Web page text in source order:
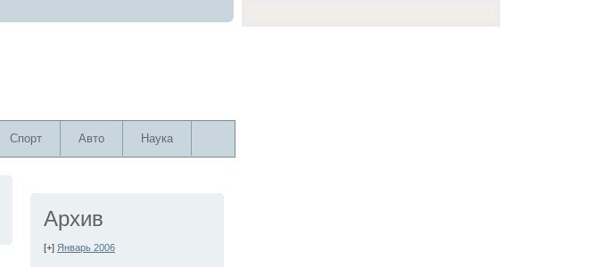
Спорт Авто Наука
Архив
[+] Январь 2006